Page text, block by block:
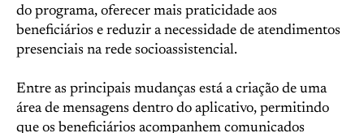
do programa, oferecer mais praticidade aos
beneficiários e reduzir a necessidade de atendimentos
presenciais na rede socioassistencial.
Entre as principais mudanças está a criação de uma
área de mensagens dentro do aplicativo, permitindo
que os beneficiários acompanhem comunicados